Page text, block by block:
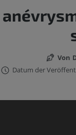
Von
Datum der